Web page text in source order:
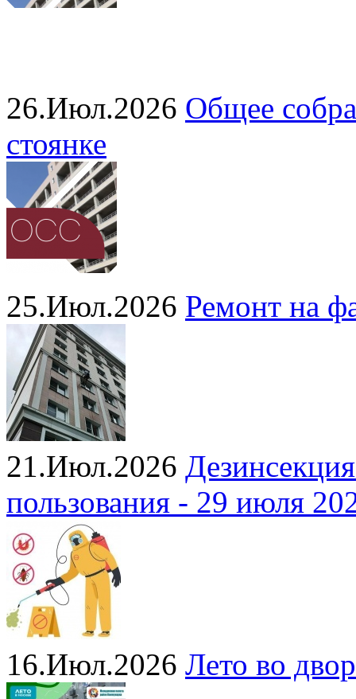
26.Июл.2026 Общее
стоянке
25.Июл.2026 Ремонт на
21.Июл.2026
пользования - 29 июля
16.Июл.2026 Лето во